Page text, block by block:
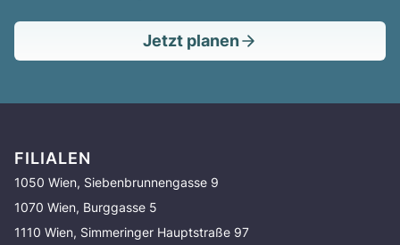
Jetzt planen
FILIALEN
1050 Wien, Siebenbrunnengasse 9
1070 Wien, Burggasse 5
1110 Wien, Simmeringer Hauptstraße 97